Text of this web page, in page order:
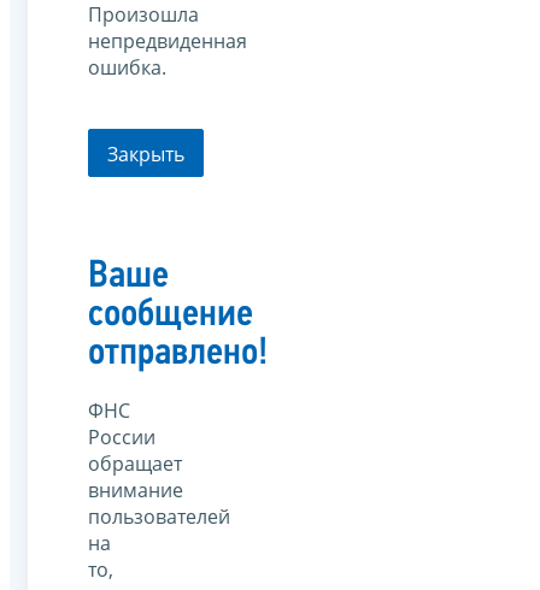
Произошла
непредвиденная
ошибка.
Закрыть
Ваше
сообщение
отправлено!
ФНС
России
обращает
внимание
пользователей
на
то,